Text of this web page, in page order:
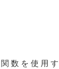
数 を 使 用 す